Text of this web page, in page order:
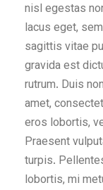
nisl egestas
lacus eget,
sagittis vitae
gravida est
rutrum. Duis
amet,
eros lobortis,
Praesent
turpis.
lobortis, mi